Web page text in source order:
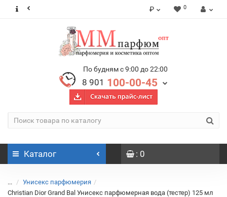
₽ 0
По будням с 9:00 до 22:00
8 901 100-00-45
Каталог : 0
...
Унисекс парфюмерия
Christian Dior Grand Bal Унисекс парфюмерная вода (тестер) 125 мл